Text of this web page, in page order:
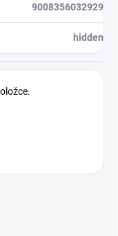
9008356032929
hidden